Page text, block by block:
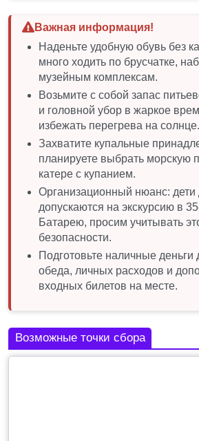
Важная информация!
Наденьте удобную обувь без
много ходить по брусчатке,
музейным комплексам.
Возьмите с собой запас
и головной убор в жаркое
избежать перегрева на солнце.
Захватите купальные
планируете выбрать морскую
катере с купанием.
Организационный нюанс: дети
допускаются на экскурсию в
Батарею, просим учитывать
безопасности.
Подготовьте наличные деньги
обеда, личных расходов и
входных билетов на месте.
Возможные точки сбора